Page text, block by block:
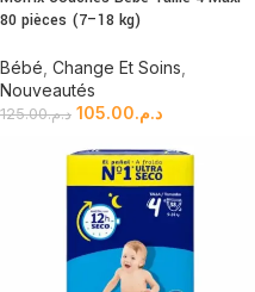
80 pièces (7–18 kg)
Bébé Change Et Soins
Nouveautés
د.م.125.00 د.م.105.00